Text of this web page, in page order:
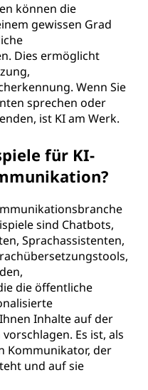
können die
gewissen Grad
Dies ermöglicht
Wenn Sie
sprechen oder
ist KI am Werk.
für KI-
sind Chatbots,
Sprachassistenten,
die öffentliche
Inhalte auf der
Es ist, als
Kommunikator, der
und auf sie